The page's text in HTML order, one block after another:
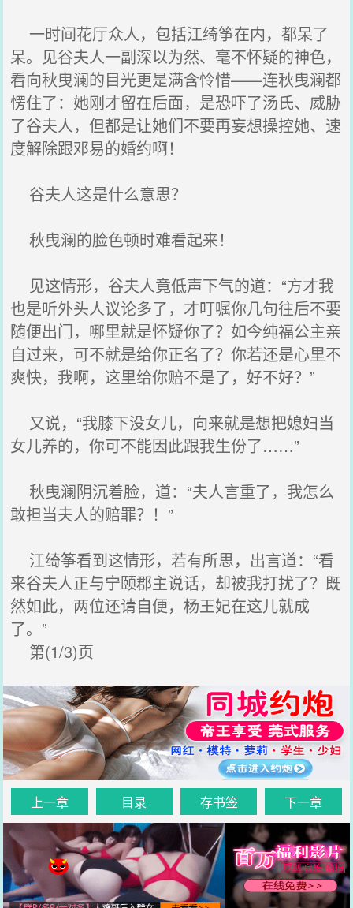
一时间花厅众人，包括江绮筝在内，都呆了
呆。见谷夫人一副深以为然、毫不怀疑的神色，
看向秋曳澜的目光更是满含怜惜——连秋曳澜都
愣住了：她刚才留在后面，是恐吓了汤氏、威胁
了谷夫人，但都是让她们不要再妄想操控她、速
度解除跟邓易的婚约啊！
谷夫人这是什么意思？
秋曳澜的脸色顿时难看起来！
见这情形，谷夫人竟低声下气的道：“方才我
也是听外头人议论多了，才叮嘱你几句往后不要
随便出门，哪里就是怀疑你了？如今纯福公主亲
自过来，可不就是给你正名了？你若还是心里不
爽快，我啊，这里给你赔不是了，好不好？”
又说，“我膝下没女儿，向来就是想把媳妇当
女儿养的，你可不能因此跟我生份了……”
秋曳澜阴沉着脸，道：“夫人言重了，我怎么
敢担当夫人的赔罪？！”
江绮筝看到这情形，若有所思，出言道：“看
来谷夫人正与宁颐郡主说话，却被我打扰了？既
然如此，两位还请自便，杨王妃在这儿就成
了。”
第(1/3)页
上一章 目录 存书签 下一章